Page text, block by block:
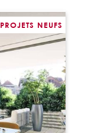
PROJETS NEUFS